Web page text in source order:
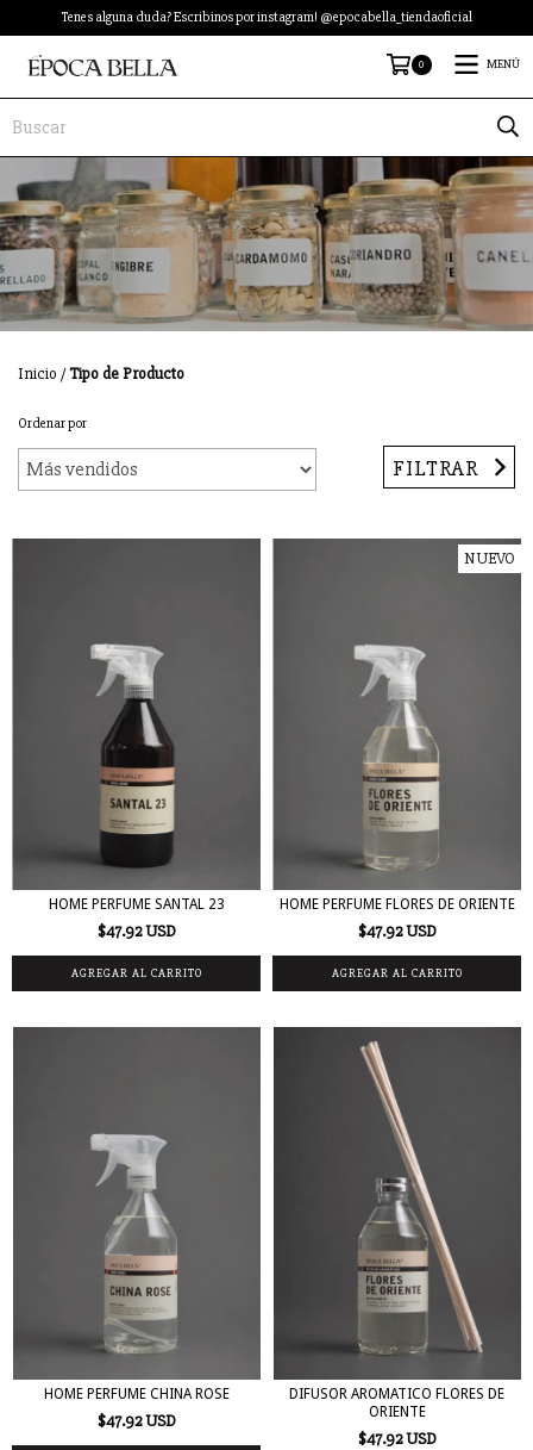
Tenes alguna duda? Escribinos por instagram! @epocabella_tiendaoficial
0 MENÚ
Inicio /Tipo de Producto
Ordenar por
FILTRAR
HOME PERFUME SANTAL 23
$47.92 USD
NUEVO
HOME PERFUME FLORES DE ORIENTE
$47.92 USD
HOME PERFUME CHINA ROSE
$47.92 USD
DIFUSOR AROMATICO FLORES DE
ORIENTE
$47.92 USD